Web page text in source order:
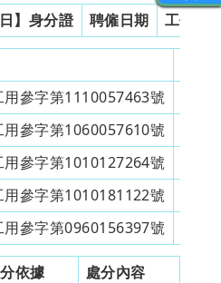
】身分證 聘僱日期 工作證
用參字第1110057463號
用參字第1060057610號
用參字第1010127264號
用參字第1010181122號
用參字第0960156397號
依據 處分內容